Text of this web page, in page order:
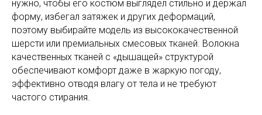
нужно, чтобы его костюм выглядел стильно и держал
форму, избегал затяжек и других деформаций,
поэтому выбирайте модель из высококачественной
шерсти или премиальных смесовых тканей. Волокна
качественных тканей с «дышащей» структурой
обеспечивают комфорт даже в жаркую погоду,
эффективно отводя влагу от тела и не требуют
частого стирания.